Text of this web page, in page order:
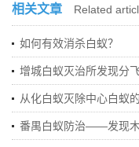
相关文章 Related
如何有效消杀白蚁？
增城白蚁灭治所发现分
从化白蚁灭除中心白蚁
番禺白蚁防治——发现木